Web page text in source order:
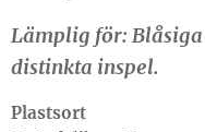
Lämplig för:
distinkta inspel.
Plastsort